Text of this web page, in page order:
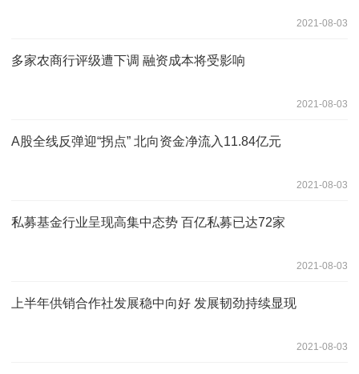
2021-08-03
多家农商行评级遭下调 融资成本将受影响
2021-08-03
A股全线反弹迎“拐点” 北向资金净流入11.84亿元
2021-08-03
私募基金行业呈现高集中态势 百亿私募已达72家
2021-08-03
上半年供销合作社发展稳中向好 发展韧劲持续显现
2021-08-03